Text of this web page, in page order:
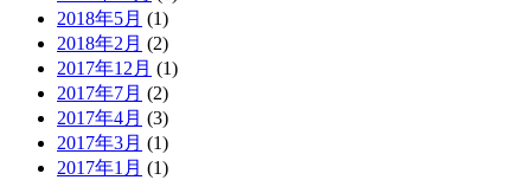
2018年5月 (1)
2018年2月 (2)
2017年12月 (1)
2017年7月 (2)
2017年4月 (3)
2017年3月 (1)
2017年1月 (1)